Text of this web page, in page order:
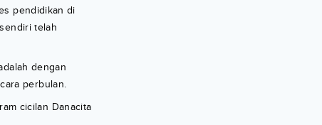
pendidikan di
telah
dengan
perbulan.
cicilan Danacita